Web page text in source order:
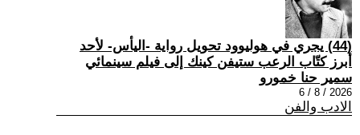
(44) يجري في هوليوود تحويل رواية -اليأس- لأحد
أبرز كتّاب الرعب ستيفن كينك إلى فيلم سينمائي
سمير حنا خمورو
2026 / 8 / 6
الادب والفن